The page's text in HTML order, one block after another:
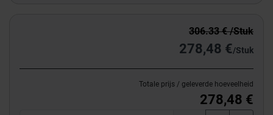
306.33 € /Stuk
278,48 €/Stuk
Totale prijs / geleverde hoeveelheid
278,48 €